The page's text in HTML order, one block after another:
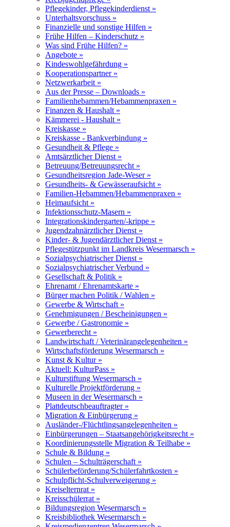
Pflegekinder, Pflegekinderdienst »
Unterhaltsvorschuss »
Finanzielle und sonstige Hilfen »
Frühe Hilfen – Kinderschutz »
Was sind Frühe Hilfen? »
Angebote »
Kindeswohlgefährdung »
Kooperationspartner »
Netzwerkarbeit »
Aus der Presse – Downloads »
Familienhebammen/Hebammenpraxen »
Finanzen & Haushalt »
Kämmerei - Haushalt »
Kreiskasse »
Kreiskasse - Bankverbindung »
Gesundheit & Pflege »
Amtsärztlicher Dienst »
Betreuung/Betreuungsrecht »
Gesundheitsregion Jade-Weser »
Gesundheits- & Gewässeraufsicht »
Familien-Hebammen/Hebammenpraxen »
Heimaufsicht »
Infektionsschutz-Masern »
Integrationskindergarten/-krippe »
Jugendzahnärztlicher Dienst »
Kinder- & Jugendärztlicher Dienst »
Pflegestützpunkt im Landkreis Wesermarsch »
Sozialpsychiatrischer Dienst »
Sozialpsychiatrischer Verbund »
Gesellschaft & Politik »
Ehrenamt / Ehrenamtskarte »
Bürger machen Politik / Wahlen »
Gewerbe & Wirtschaft »
Genehmigungen / Bescheinigungen »
Gewerbe / Gastronomie »
Gewerberecht »
Landwirtschaft / Veterinärangelegenheiten »
Wirtschaftsförderung Wesermarsch »
Kunst & Kultur »
Aktuell: KulturPass »
Kulturstiftung Wesermarsch »
Kulturelle Projektförderung »
Museen in der Wesermarsch »
Plattdeutschbeauftragter »
Migration & Einbürgerung »
Ausländer-/Flüchtlingsangelegenheiten »
Einbürgerungen – Staatsangehörigkeitsrecht »
Koordinierungsstelle Migration & Teilhabe »
Schule & Bildung »
Schulen – Schulträgerschaft »
Schülerbeförderung/Schülerfahrtkosten »
Schulpflicht-Schulverweigerung »
Kreiselternrat »
Kreisschülerrat »
Bildungsregion Wesermarsch »
Kreisbibliothek Wesermarsch »